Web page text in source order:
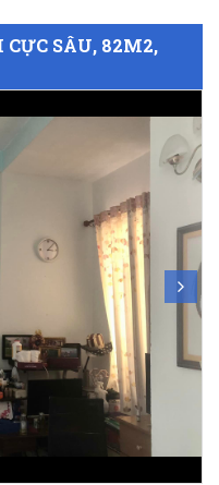
SÂU, 82M2,